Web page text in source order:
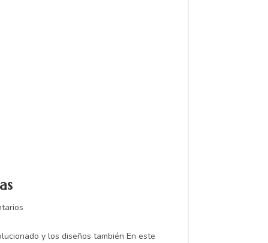
y los diseños también En este